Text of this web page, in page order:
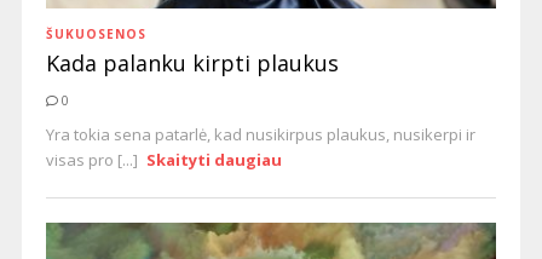
ŠUKUOSENOS
Kada palanku kirpti plaukus
0
Yra tokia sena patarlė, kad nusikirpus plaukus, nusikerpi ir
visas pro [...] Skaityti daugiau